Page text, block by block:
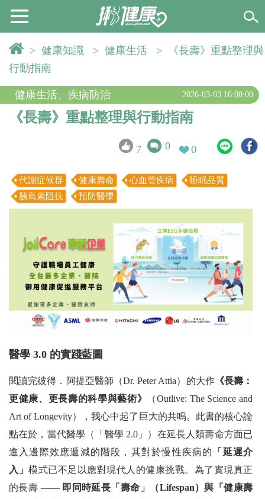
> 健康知識 > 健康生活 >
《長壽》重點整理與
行動指南
健康生活、 疾病防治 2026-03-03 16:00:00
《長壽》重點整理與行動指南
7 0 0
代謝症候群 健康壽命 心血管疾病
睡眠品質
胰島素阻抗
預防醫學
醫學 3.0 的實踐藍圖
閱讀完彼得．阿提亞醫師（Dr. Peter Attia）的大作《長壽：
更健康、更長壽的科學與藝術》
（Outlive: The Science and
Art of Longevity），我心中起了巨大的共鳴。此書的核心論
點在於，當代醫學（「醫學 2.0」）在延長人類壽命方面已
進入邊際效應遞減的階段，其對於慢性疾病的
「延遲介
入」模式已不足以應對現代人的健康挑戰。為了實現真正
的長壽 —— 即同時延長「壽命」（Lifespan）與「健康壽